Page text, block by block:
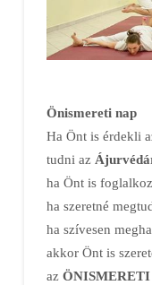
Önismereti nap
Ha Önt is érdekli
tudni az
ha Önt is
ha szeretné
ha szívesen
akkor Önt is
az